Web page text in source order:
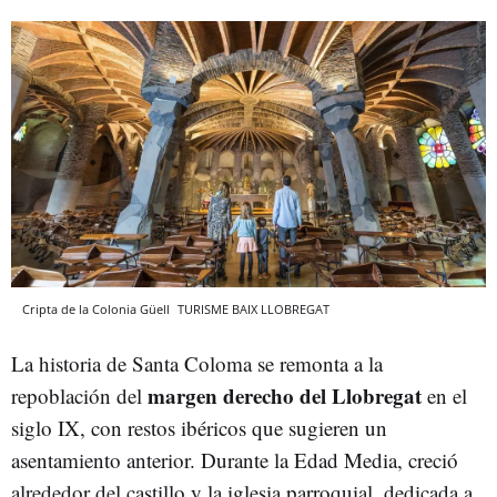
Cripta de la Colonia Güell TURISME BAIX LLOBREGAT
La historia de Santa Coloma se remonta a la
repoblación del margen derecho del Llobregat en el
siglo IX, con restos ibéricos que sugieren un
asentamiento anterior. Durante la Edad Media, creció